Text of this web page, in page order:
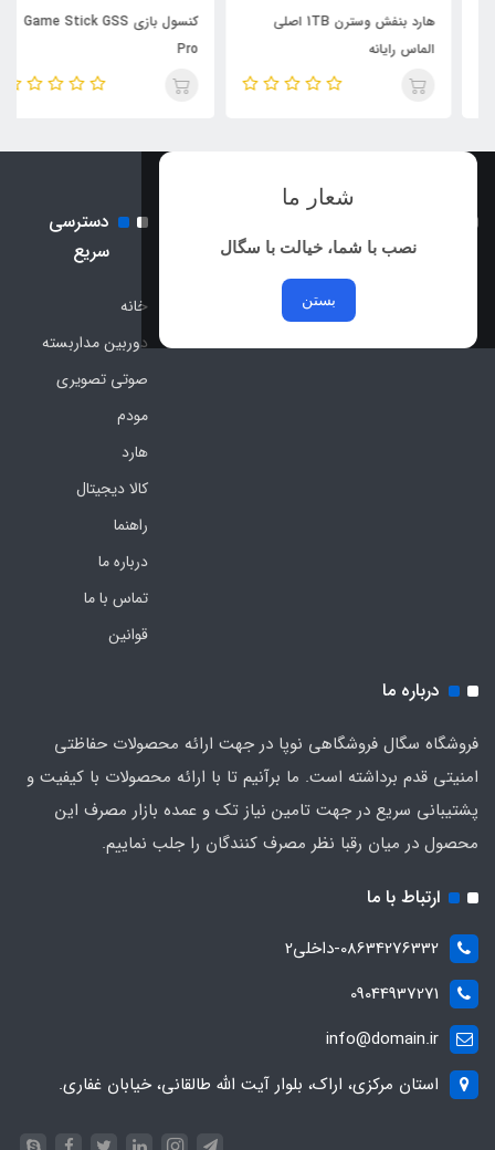
هارد بنفش وسترن 1TB اصلی
الماس رایانه
کنسول بازی Game Stick GSS
شعار ما
نصب با شما، خیالت با سگال
بستن
ساماندهی
دسترسی
سریع
خانه
دوربین مداربسته
صوتی تصویری
مودم
هارد
کالا دیجیتال
راهنما
درباره ما
تماس با ما
قوانین
درباره ما
فروشگاه سگال فروشگاهی نوپا در جهت ارائه محصولات حفاظتی
امنیتی قدم برداشته است. ما برآنیم تا با ارائه محصولات با کیفیت و
پشتیبانی سریع در جهت تامین نیاز تک و عمده بازار مصرف این
محصول در میان رقبا نظر مصرف کنندگان را جلب نماییم.
ارتباط با ما
08634276332-داخلی2
09044937271
info@domain.ir
استان مرکزی، اراک، بلوار آیت الله طالقانی، خیابان غفاری.